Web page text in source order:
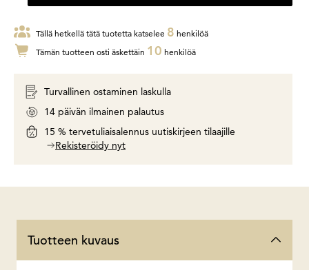
Tällä hetkellä tätä tuotetta katselee 8 henkilöä
Tämän tuotteen osti äskettäin 10 henkilöä
Turvallinen ostaminen laskulla
14 päivän ilmainen palautus
15 % tervetuliaisalennus uutiskirjeen tilaajille
Rekisteröidy nyt
Tuotteen kuvaus